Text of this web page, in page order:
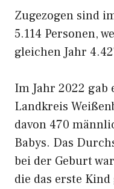
Zugezogen sind
5.114 Personen,
gleichen Jahr
Im Jahr 2022 gab
Landkreis
davon 470
Babys. Das
bei der Geburt
die das erste